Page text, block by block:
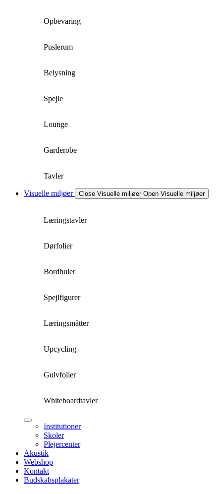
Opbevaring
Puslerum
Belysning
Spejle
Lounge
Garderobe
Tavler
Visuelle miljøer Close Visuelle miljøer Open Visuelle miljøer
Læringstavler
Dørfolier
Bordhuler
Spejlfigurer
Læringsmåtter
Upcycling
Gulvfolier
Whiteboardtavler
Institutioner
Skoler
Plejercenter
Akustik
Webshop
Kontakt
Budskabsplakater